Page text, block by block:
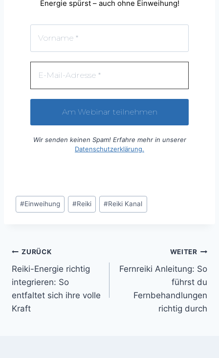
Energie spürst – auch ohne Einweihung!
Wir senden keinen Spam! Erfahre mehr in unserer
Datenschutzerklärung.
Schlagworte:
#Einweihung #Reiki #Reiki Kanal
Beitragsnavigation
ZURÜCK
Reiki-Energie richtig
integrieren: So
entfaltet sich ihre volle
Kraft
WEITER
Fernreiki Anleitung: So
führst du
Fernbehandlungen
richtig durch